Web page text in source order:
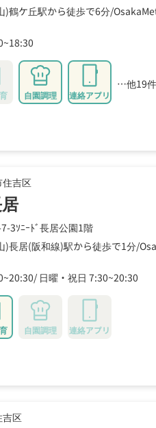
)鶴ケ丘駅から徒歩で6分
自園調理 連絡アプリ
…他19
住吉区
3ｿﾆｰﾄﾞ長居公園1階
)長居(阪和線)駅から徒歩で1分
日曜・祝日 7:30~20:30
自園調理 連絡アプリ
吉区